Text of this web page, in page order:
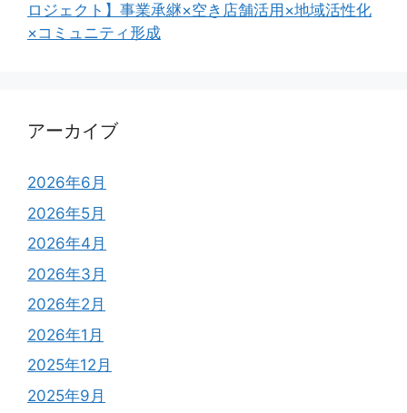
ロジェクト】事業承継×空き店舗活用×地域活性化
×コミュニティ形成
アーカイブ
2026年6月
2026年5月
2026年4月
2026年3月
2026年2月
2026年1月
2025年12月
2025年9月